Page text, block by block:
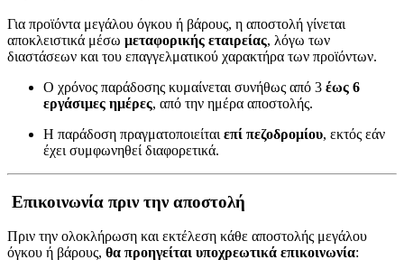
Για προϊόντα μεγάλου όγκου ή βάρους, η αποστολή γίνεται
αποκλειστικά μέσω μεταφορικής εταιρείας, λόγω των
διαστάσεων και του επαγγελματικού χαρακτήρα των προϊόντων.
Ο χρόνος παράδοσης κυμαίνεται συνήθως από 3 έως 6
εργάσιμες ημέρες, από την ημέρα αποστολής.
Η παράδοση πραγματοποιείται επί πεζοδρομίου, εκτός εάν
έχει συμφωνηθεί διαφορετικά.
Επικοινωνία πριν την αποστολή
Πριν την ολοκλήρωση και εκτέλεση κάθε αποστολής μεγάλου
όγκου ή βάρους, θα προηγείται υποχρεωτικά επικοινωνία: